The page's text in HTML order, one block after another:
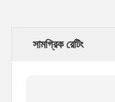
সামগ্রিক রেটিং